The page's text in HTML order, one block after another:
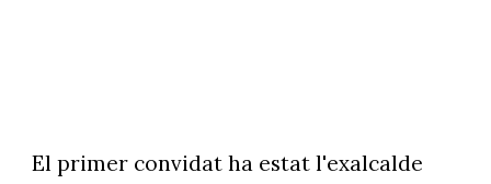
El primer convidat ha estat l'exalcalde